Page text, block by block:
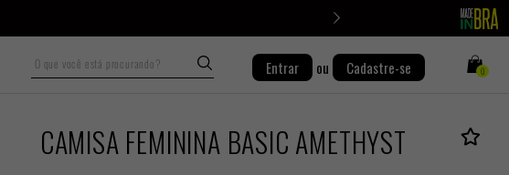
Entrar ou Cadastre-se 0
CAMISA FEMININA BASIC AMETHYST